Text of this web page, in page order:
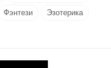
Фэнтези
Эзотерика